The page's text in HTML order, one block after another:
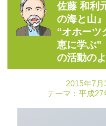
佐藤 和利
の海と山
“オホーツ
恵に学ぶ”
の活動の
2015年7
テーマ： 平成